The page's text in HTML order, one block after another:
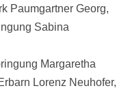
Paumgartner Georg,
Sabina
Margaretha
Lorenz Neuhofer,